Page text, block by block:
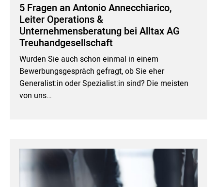
5 Fragen an Antonio Annecchiarico,
Leiter Operations &
Unternehmensberatung bei Alltax AG
Treuhandgesellschaft
Wurden Sie auch schon einmal in einem
Bewerbungsgespräch gefragt, ob Sie eher
Generalist:in oder Spezialist:in sind? Die meisten
von uns…